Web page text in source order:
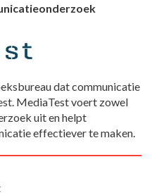
dat communicatie
MediaTest voert zowel
uit en helpt
effectiever te maken.